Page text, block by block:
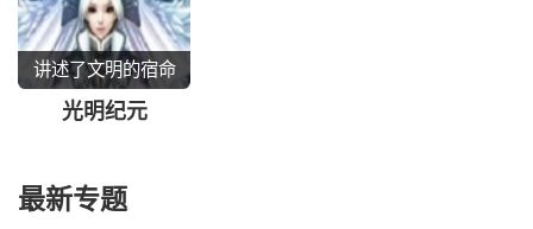
讲述了文明的宿命
光明纪元
最新专题